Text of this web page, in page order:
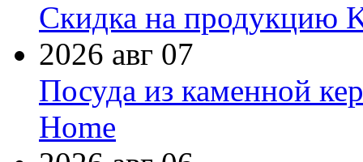
Скидка на продукцию
2026 авг 07
Посуда из каменной
Home